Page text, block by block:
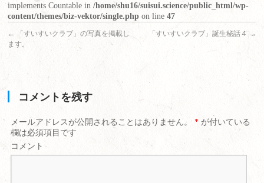
implements Countable in/home/shu16/suisui.science/public_html/wp-
content/themes/biz-vektor/single.php on line47
←
「すいすいクラブ」の写真を掲載し
ます。
「すいすいクラブ」誕生秘話４ →
コメントを残す
メールアドレスが公開されることはありません。 * が付いている
欄は必須項目です
コメント